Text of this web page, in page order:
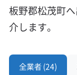
板野郡松茂町
9:00〜17:00
板野郡松茂町
介します。
全業者 (24)